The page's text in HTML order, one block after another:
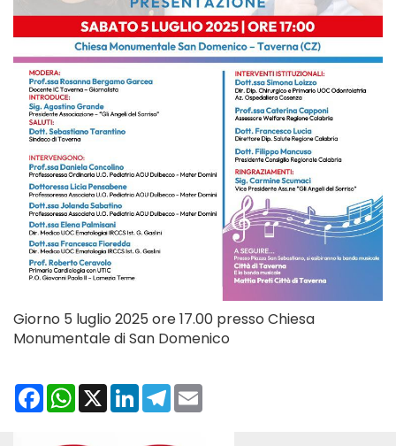
Giorno 5 luglio 2025 ore 17.00 presso Chiesa
Monumentale di San Domenico
Facebook
WhatsApp
X LinkedInTelegram